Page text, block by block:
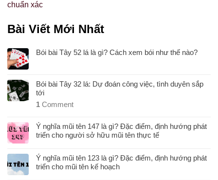
chuẩn xác
Bài Viết Mới Nhất
Bói bài Tây 52 lá là gì? Cách xem bói như thế nào?
Bói bài Tây 32 lá: Dự đoán công việc, tình duyên sắp
tới
1 Comment
Ý nghĩa mũi tên 147 là gì? Đặc điểm, định hướng phát
triển cho người sở hữu mũi tên thực tế
Ý nghĩa mũi tên 123 là gì? Đặc điểm, định hướng phát
triển cho mũi tên kế hoạch